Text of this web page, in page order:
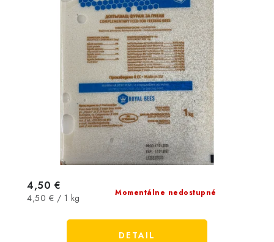
Momentálne nedostupné
4,50 €
Jednotková
4,50 € / 1 kg
DETAIL